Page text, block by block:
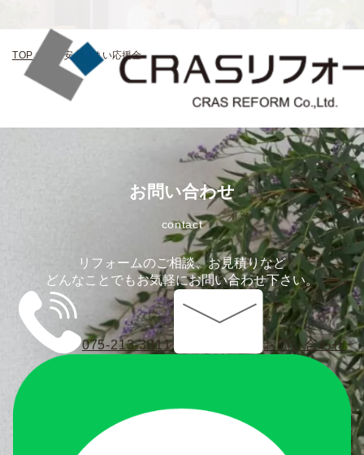
TOP> 京都安心すまい応援金
お問い合わせ
contact
リフォームのご相談、お見積りなど
どんなことでもお気軽にお問い合わせ下さい。
075-213-3811 お問い合わせ